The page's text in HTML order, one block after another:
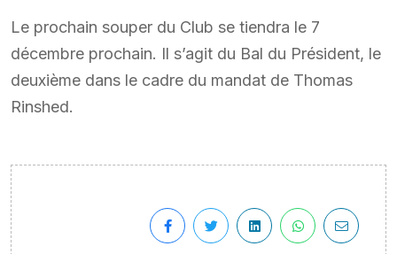
Le prochain souper du Club se tiendra le 7
décembre prochain. Il s’agit du Bal du Président, le
deuxième dans le cadre du mandat de Thomas
Rinshed.